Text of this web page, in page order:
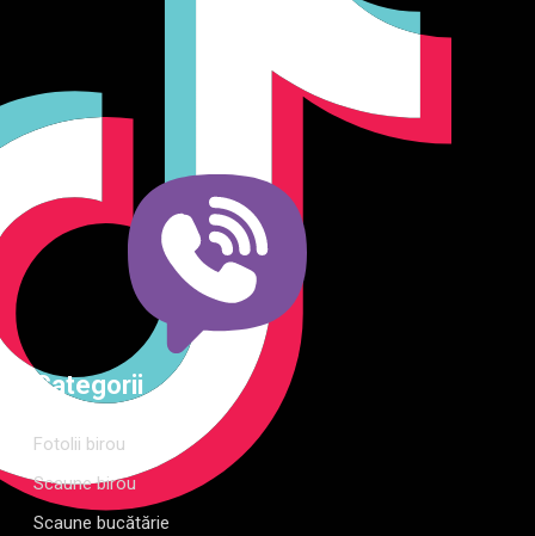
Producător și importator de mobilier în Chișinău. Descoperă
dormitor și grădină. Calitate, funcționalitate și design
modern pentru orice spațiu.Îți punem la dispoziție soluții
complete de amenajare direct de la producător, cu garanție
extinsă și consultanță gratuită pentru proiectul tău
Categorii
Fotolii birou
Scaune birou
Scaune bucătărie